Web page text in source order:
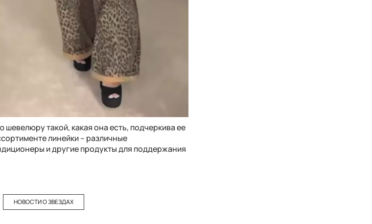
такой, какая она есть, подчеркива ее
линейки – различные
и другие продукты для поддержания
НОВОСТИ О ЗВЕЗДАХ